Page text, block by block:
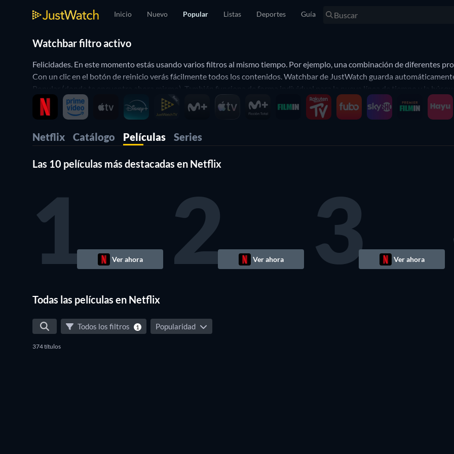
Inicio Nuevo Popular Listas Deportes Guía
Watchbar filtro activo
Felicidades. En este momento estás usando varios filtros al mismo tiempo. Por ejemplo, una combinación de diferentes
Con un clic en el botón de reinicio verás fácilmente todos los contenidos. Watchbar de JustWatch guarda
Popular (donde te encuentra ahora mismo). También funciona de forma individual para la nueva línea de tiempo y la
De esta manera puedes personalizar JustWatch a tu gusto. Por ejemplo, podrás mostrar el contenido de tus proveedores
Netflix Catálogo Películas Series
Las 10 películas más destacadas en Netflix
1 Ver ahora 2 Ver ahora 3 Ver ahora
Todas las películas en Netflix
Todos los filtros 1 Popularidad
374 títulos